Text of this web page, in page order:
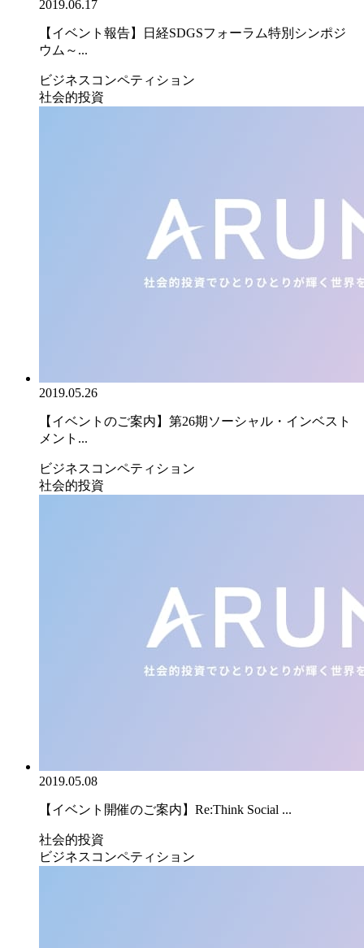
2019.06.17
【イベント報告】日経SDGSフォーラム特別シンポジ
ウム～...
ビジネスコンペティション
社会的投資
2019.05.26
【イベントのご案内】第26期ソーシャル・インベスト
メント...
ビジネスコンペティション
社会的投資
2019.05.08
【イベント開催のご案内】Re:Think Social ...
社会的投資
ビジネスコンペティション